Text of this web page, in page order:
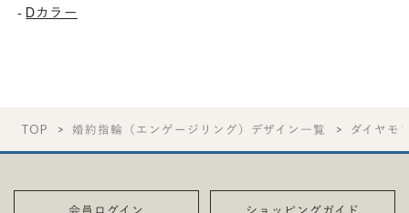
- Dカラー
TOP 婚約指輪（エンゲージリング）デザイン一覧 ダイヤモ